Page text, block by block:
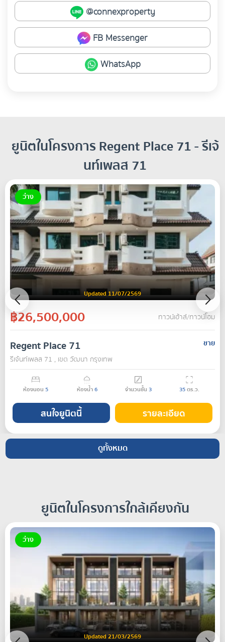
@connexproperty
FB Messenger
WhatsApp
ยูนิตในโครงการ Regent Place 71 - รีเจ้
นท์เพลส 71
ว่าง
Updated 11/07/2569
฿26,500,000 ทาวน์เฮ้าส์/ทาวน์โฮม
Regent Place 71
ขาย
รีเจ้นท์เพลส 71 , เขต วัฒนา กรุงเทพ
ห้องนอน 5 ห้องน้ำ6 จำนวนชั้น 3 35ตร.ว.
สนใจยูนิตนี้ รายละเอียด
ดูทั้งหมด
ยูนิตในโครงการใกล้เคียงกัน
ว่าง
Updated 21/03/2569